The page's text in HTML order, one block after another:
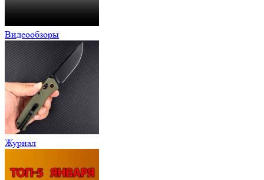
Видеообзоры
Журнал